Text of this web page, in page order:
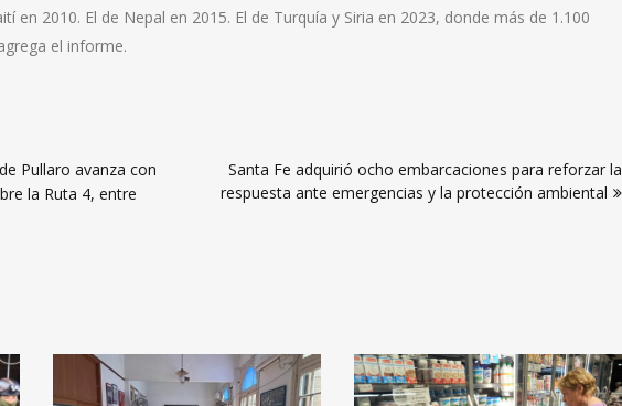
en 2010. El de Nepal en 2015. El de Turquía y Siria en 2023, donde más de 1.100
el informe.
Pullaro avanza con
la Ruta 4, entre
Santa Fe adquirió ocho embarcaciones para reforzar la
respuesta ante emergencias y la protección ambiental